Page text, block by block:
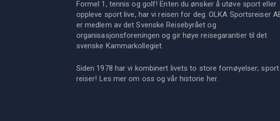
Formel 1, tennis og golf! Enten du ønsker å utøve sport eller
oppleve sport live, har vi reisen for deg. OLKA Sportsreiser
er medlem av det Svenske Reisebyrået og
organisasjonsforeningen og gir høye reisegarantier til det
svenske Kammarkollegiet.
Siden 1978 har vi kombinert livets to store fornøyelser;
reiser! Les mer om oss og vår historie her.